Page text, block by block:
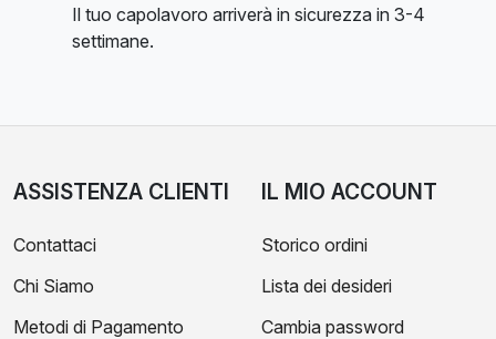
Il tuo capolavoro arriverà in sicurezza in 3-4
settimane.
ASSISTENZA CLIENTI
Contattaci
Chi Siamo
Metodi di Pagamento
IL MIO ACCOUNT
Storico ordini
Lista dei desideri
Cambia password